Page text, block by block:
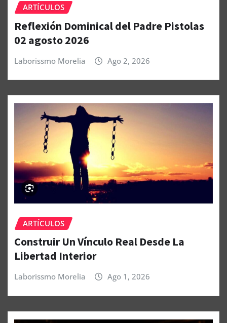
ARTÍCULOS
Reflexión Dominical del Padre Pistolas
02 agosto 2026
Laborissmo Morelia Ago 2, 2026
ARTÍCULOS
Construir Un Vínculo Real Desde La
Libertad Interior
Laborissmo Morelia Ago 1, 2026